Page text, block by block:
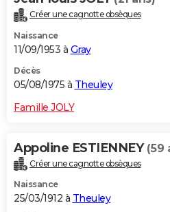
Créer une cagnotte obsèques
Naissance
11/09/1953 à Gray
Décès
05/08/1975 à Theuley
Famille JOLY
Appoline ESTIENNEY (59
Créer une cagnotte obsèques
Naissance
25/03/1912 à Theuley